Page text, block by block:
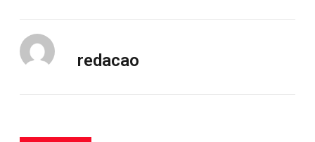
redacao